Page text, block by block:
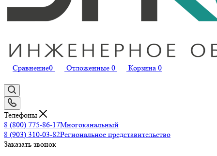
Сравнение0 Отложенные 0 Корзина 0
Телефоны
8 (800) 775-86-17Многоканальный
8 (903) 310-03-82Региональное представительство
Заказать звонок